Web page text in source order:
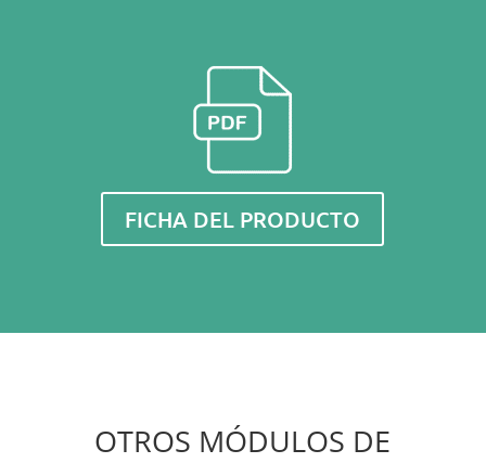
FICHA DEL PRODUCTO
OTROS MÓDULOS DE